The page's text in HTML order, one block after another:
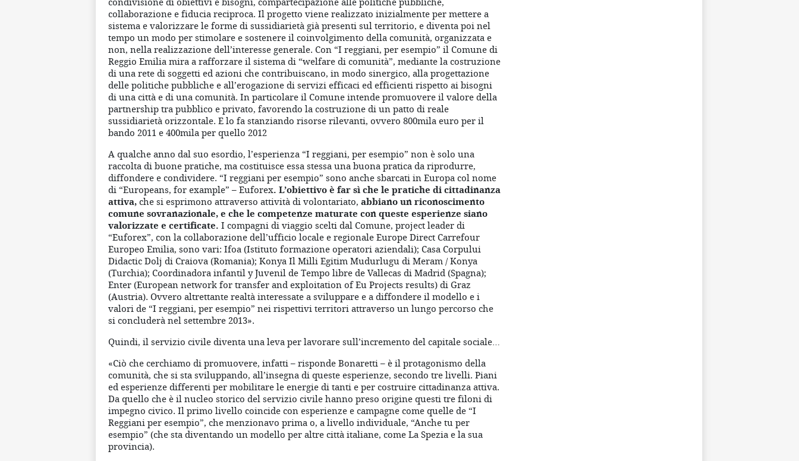
collaborazione e fiducia reciproca. Il progetto viene realizzato inizialmente per mettere a
sistema e valorizzare le forme di sussidiarietà già presenti sul territorio, e diventa poi nel
tempo un modo per stimolare e sostenere il coinvolgimento della comunità, organizzata e
non, nella realizzazione dell’interesse generale. Con “I reggiani, per esempio” il Comune di
Reggio Emilia mira a rafforzare il sistema di “welfare di comunità”, mediante la costruzione
di una rete di soggetti ed azioni che contribuiscano, in modo sinergico, alla progettazione
delle politiche pubbliche e all’erogazione di servizi efficaci ed efficienti rispetto ai bisogni
di una città e di una comunità. In particolare il Comune intende promuovere il valore della
partnership tra pubblico e privato, favorendo la costruzione di un patto di reale
sussidiarietà orizzontale. E lo fa stanziando risorse rilevanti, ovvero 800mila euro per il
bando 2011 e 400mila per quello 2012
A qualche anno dal suo esordio, l’esperienza “I reggiani, per esempio” non è solo una
raccolta di buone pratiche, ma costituisce essa stessa una buona pratica da riprodurre,
diffondere e condividere. “I reggiani per esempio” sono anche sbarcati in Europa col nome
di “Europeans, for example” – Euforex. L’obiettivo è far sì che le pratiche di cittadinanza
attiva, che si esprimono attraverso attività di volontariato, abbiano un riconoscimento
comune sovranazionale, e che le competenze maturate con queste esperienze siano
valorizzate e certificate. I compagni di viaggio scelti dal Comune, project leader di
“Euforex”, con la collaborazione dell’ufficio locale e regionale Europe Direct Carrefour
Europeo Emilia, sono vari: Ifoa (Istituto formazione operatori aziendali); Casa Corpului
Didactic Dolj di Craiova (Romania); Konya Il Milli Egitim Mudurlugu di Meram / Konya
(Turchia); Coordinadora infantil y Juvenil de Tempo libre de Vallecas di Madrid (Spagna);
Enter (European network for transfer and exploitation of Eu Projects results) di Graz
(Austria). Ovvero altrettante realtà interessate a sviluppare e a diffondere il modello e i
valori de “I reggiani, per esempio” nei rispettivi territori attraverso un lungo percorso che
si concluderà nel settembre 2013».
Quindi, il servizio civile diventa una leva per lavorare sull’incremento del capitale sociale…
«Ciò che cerchiamo di promuovere, infatti – risponde Bonaretti – è il protagonismo della
comunità, che si sta sviluppando, all’insegna di queste esperienze, secondo tre livelli. Piani
ed esperienze differenti per mobilitare le energie di tanti e per costruire cittadinanza attiva.
Da quello che è il nucleo storico del servizio civile hanno preso origine questi tre filoni di
impegno civico. Il primo livello coincide con esperienze e campagne come quelle de “I
Reggiani per esempio”, che menzionavo prima o, a livello individuale, “Anche tu per
esempio” (che sta diventando un modello per altre città italiane, come La Spezia e la sua
provincia).